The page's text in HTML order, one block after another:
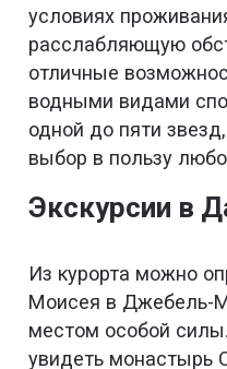
условиях
расслабляющую
отличные
водными видами
одной до пяти
выбор в пользу
Экскурсии в
Из курорта можно
Моисея в Джебель-
местом особой
увидеть монастырь